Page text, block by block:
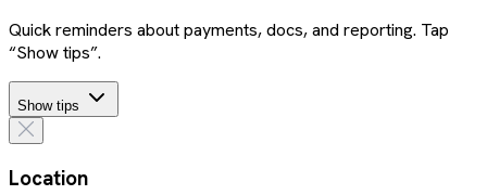
Quick reminders about payments, docs, and reporting. Tap
“Show tips”.
Show tips
Location